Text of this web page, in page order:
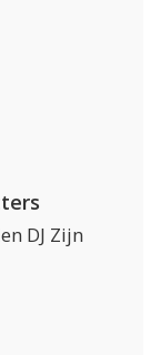
DJ Zijn